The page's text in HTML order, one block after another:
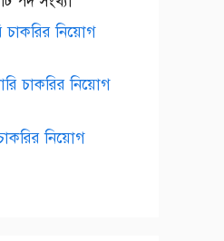
নিয়োগ
চাকরির নিয়োগ
নিয়োগ